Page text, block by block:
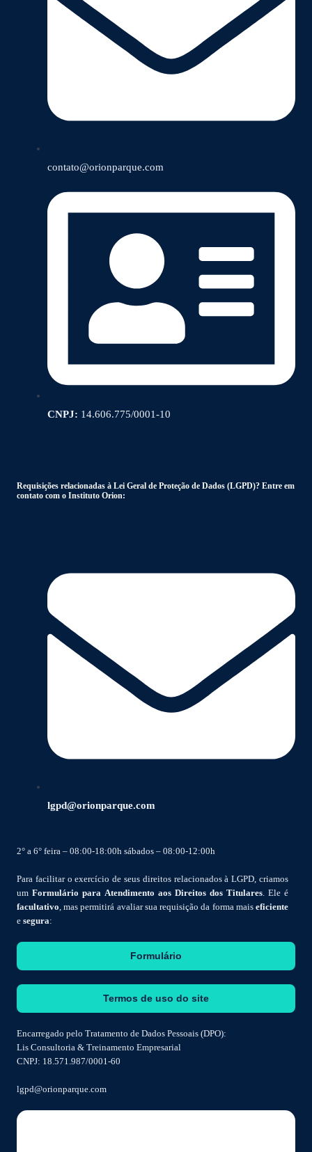
contato@orionparque.com
CNPJ: 14.606.775/0001-10
Requisições relacionadas à Lei Geral de Proteção de Dados (LGPD)? Entre em
contato com o Instituto Orion:
lgpd@orionparque.com
2° a 6° feira – 08:00-18:00h sábados – 08:00-12:00h
Para facilitar o exercício de seus direitos relacionados à LGPD, criamos
um Formulário para Atendimento aos Direitos dos Titulares. Ele é
facultativo, mas permitirá avaliar sua requisição da forma mais eficiente
e segura:
Formulário
Termos de uso do site
Encarregado pelo Tratamento de Dados Pessoais (DPO):
Lis Consultoria & Treinamento Empresarial
CNPJ: 18.571.987/0001-60
lgpd@orionparque.com